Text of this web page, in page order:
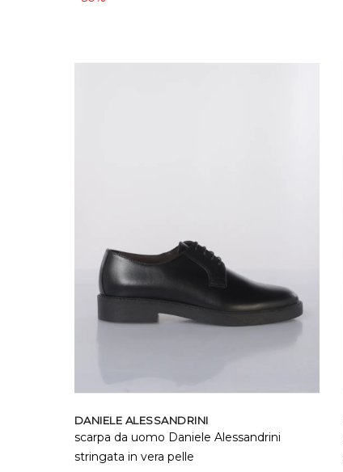
DANIELE ALESSANDRINI
scarpa da uomo Daniele Alessandrini
stringata in vera pelle